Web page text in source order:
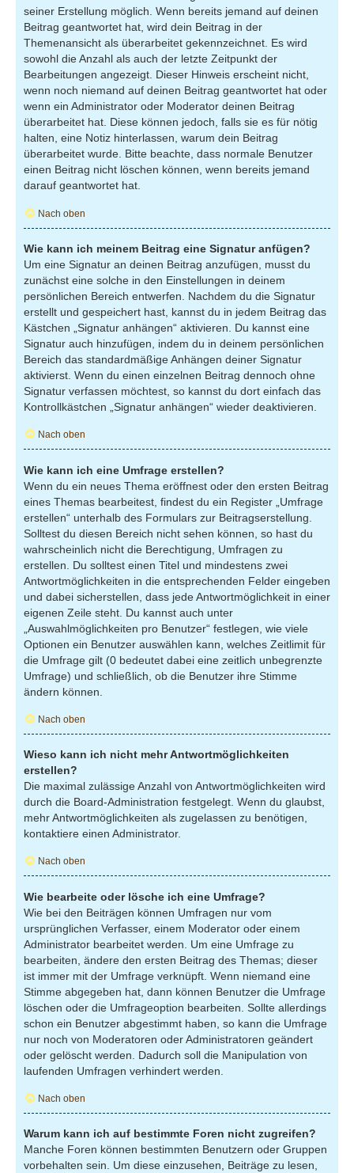
seiner Erstellung möglich. Wenn bereits jemand auf deinen
Beitrag geantwortet hat, wird dein Beitrag in der
Themenansicht als überarbeitet gekennzeichnet. Es wird
sowohl die Anzahl als auch der letzte Zeitpunkt der
Bearbeitungen angezeigt. Dieser Hinweis erscheint nicht,
wenn noch niemand auf deinen Beitrag geantwortet hat oder
wenn ein Administrator oder Moderator deinen Beitrag
überarbeitet hat. Diese können jedoch, falls sie es für nötig
halten, eine Notiz hinterlassen, warum dein Beitrag
überarbeitet wurde. Bitte beachte, dass normale Benutzer
einen Beitrag nicht löschen können, wenn bereits jemand
darauf geantwortet hat.
Nach oben
Wie kann ich meinem Beitrag eine Signatur anfügen?
Um eine Signatur an deinen Beitrag anzufügen, musst du
zunächst eine solche in den Einstellungen in deinem
persönlichen Bereich entwerfen. Nachdem du die Signatur
erstellt und gespeichert hast, kannst du in jedem Beitrag das
Kästchen „Signatur anhängen“ aktivieren. Du kannst eine
Signatur auch hinzufügen, indem du in deinem persönlichen
Bereich das standardmäßige Anhängen deiner Signatur
aktivierst. Wenn du einen einzelnen Beitrag dennoch ohne
Signatur verfassen möchtest, so kannst du dort einfach das
Kontrollkästchen „Signatur anhängen“ wieder deaktivieren.
Nach oben
Wie kann ich eine Umfrage erstellen?
Wenn du ein neues Thema eröffnest oder den ersten Beitrag
eines Themas bearbeitest, findest du ein Register „Umfrage
erstellen“ unterhalb des Formulars zur Beitragserstellung.
Solltest du diesen Bereich nicht sehen können, so hast du
wahrscheinlich nicht die Berechtigung, Umfragen zu
erstellen. Du solltest einen Titel und mindestens zwei
Antwortmöglichkeiten in die entsprechenden Felder eingeben
und dabei sicherstellen, dass jede Antwortmöglichkeit in einer
eigenen Zeile steht. Du kannst auch unter
„Auswahlmöglichkeiten pro Benutzer“ festlegen, wie viele
Optionen ein Benutzer auswählen kann, welches Zeitlimit für
die Umfrage gilt (0 bedeutet dabei eine zeitlich unbegrenzte
Umfrage) und schließlich, ob die Benutzer ihre Stimme
ändern können.
Nach oben
Wieso kann ich nicht mehr Antwortmöglichkeiten
erstellen?
Die maximal zulässige Anzahl von Antwortmöglichkeiten wird
durch die Board-Administration festgelegt. Wenn du glaubst,
mehr Antwortmöglichkeiten als zugelassen zu benötigen,
kontaktiere einen Administrator.
Nach oben
Wie bearbeite oder lösche ich eine Umfrage?
Wie bei den Beiträgen können Umfragen nur vom
ursprünglichen Verfasser, einem Moderator oder einem
Administrator bearbeitet werden. Um eine Umfrage zu
bearbeiten, ändere den ersten Beitrag des Themas; dieser
ist immer mit der Umfrage verknüpft. Wenn niemand eine
Stimme abgegeben hat, dann können Benutzer die Umfrage
löschen oder die Umfrageoption bearbeiten. Sollte allerdings
schon ein Benutzer abgestimmt haben, so kann die Umfrage
nur noch von Moderatoren oder Administratoren geändert
oder gelöscht werden. Dadurch soll die Manipulation von
laufenden Umfragen verhindert werden.
Nach oben
Warum kann ich auf bestimmte Foren nicht zugreifen?
Manche Foren können bestimmten Benutzern oder Gruppen
vorbehalten sein. Um diese einzusehen, Beiträge zu lesen,